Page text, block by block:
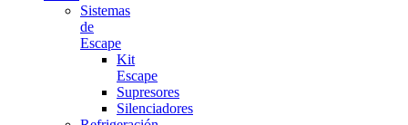
Sistemas
de
Escape
Kit
Escape
Supresores
Silenciadores